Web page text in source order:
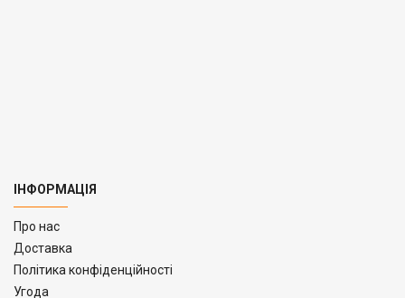
ІНФОРМАЦІЯ
Про нас
Доставка
Політика конфіденційності
Угода